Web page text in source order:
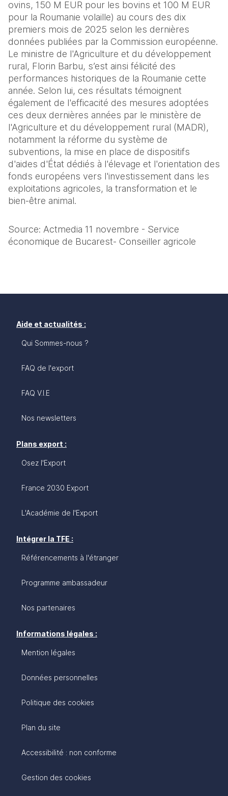
ovins, 150 M EUR pour les bovins et 100 M EUR
pour la Roumanie volaille) au cours des dix
premiers mois de 2025 selon les dernières
données publiées par la Commission européenne.
Le ministre de l'Agriculture et du développement
rural, Florin Barbu, s’est ainsi félicité des
performances historiques de la Roumanie cette
année. Selon lui, ces résultats témoignent
également de l'efficacité des mesures adoptées
ces deux dernières années par le ministère de
l'Agriculture et du développement rural (MADR),
notamment la réforme du système de
subventions, la mise en place de dispositifs
d'aides d'État dédiés à l'élevage et l'orientation des
fonds européens vers l'investissement dans les
exploitations agricoles, la transformation et le
bien-être animal.
Source: Actmedia 11 novembre - Service
économique de Bucarest- Conseiller agricole
Aide et actualités :
Qui Sommes-nous ?
FAQ de l'export
FAQ V.I.E
Nos newsletters
Plans export :
Osez l'Export
France 2030 Export
L'Académie de l'Export
Intégrer la TFE :
Référencements à l'étranger
Programme ambassadeur
Nos partenaires
Informations légales :
Mention légales
Données personnelles
Politique des cookies
Plan du site
Accessibilité : non conforme
Gestion des cookies